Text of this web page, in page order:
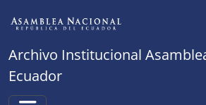
Archivo Institucional
Ecuador